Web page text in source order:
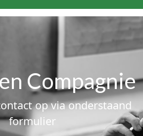
Compagnie
op via onderstaand
formulier